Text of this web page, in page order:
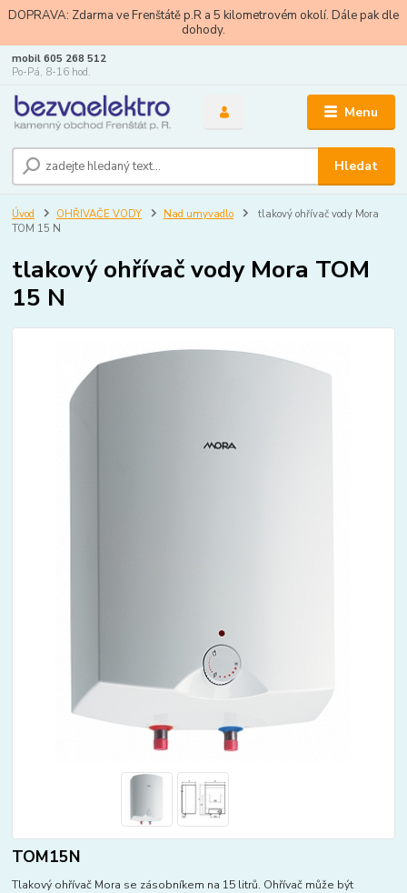
DOPRAVA: Zdarma ve Frenštátě p.R a 5 kilometrovém okolí. Dále pak dle
dohody.
Menu
Hledat
mobil 605 268 512
Po-Pá, 8-16 hod.
Úvod OHŘIVAČE VODY Nad umyvadlo
tlakový ohřívač vody Mora
TOM 15 N
tlakový ohřívač vody Mora TOM
15 N
TOM15N
Tlakový ohřívač Mora se zásobníkem na 15 litrů. Ohřívač může být